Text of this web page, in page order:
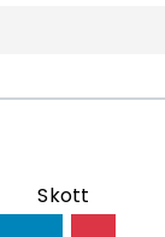
Skott